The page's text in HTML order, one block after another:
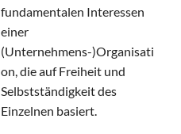
fundamentalen Interessen
einer
(Unternehmens-)Organisati
on, die auf Freiheit und
Selbstständigkeit des
Einzelnen basiert.